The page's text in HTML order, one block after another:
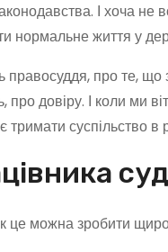
І хоча
нормальне життя у
про те,
довіру. І коли ми
суспільство в
це можна зробити